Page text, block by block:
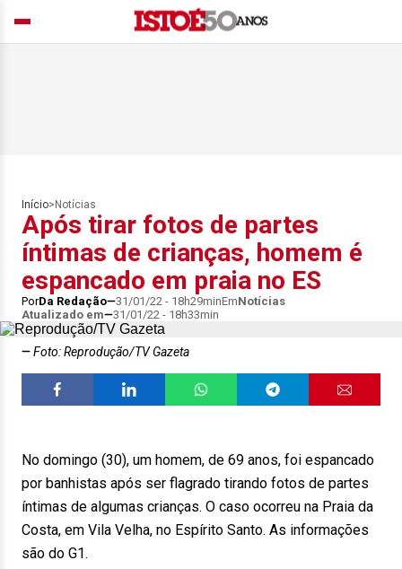
Início> Notícias
Após tirar fotos de partes
íntimas de crianças, homem é
espancado em praia no ES
PorDa Redação 31/01/22 - 18h29minEmNotícias
Atualizado em
31/01/22 - 18h33min
Foto: Reprodução/TV Gazeta
No domingo (30), um homem, de 69 anos, foi espancado
por banhistas após ser flagrado tirando fotos de partes
íntimas de algumas crianças. O caso ocorreu na Praia da
Costa, em Vila Velha, no Espírito Santo. As informações
são do G1.